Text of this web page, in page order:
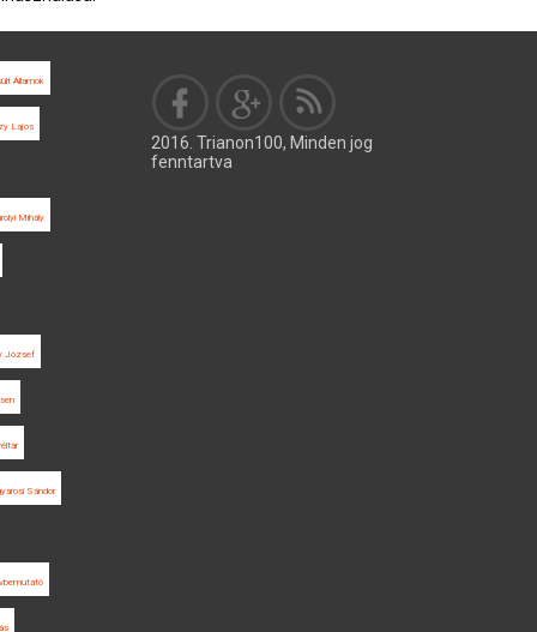
Államok
Lajos
Mihály
József
Sándor
2016. Trianon100, Minden jog
fenntartva